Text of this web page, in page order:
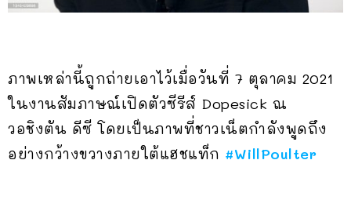
ภาพเหล่านี้ถูกถ่ายเอาไว้เมื่อวันที่ 7 ตุลาคม 2021
ในงานสัมภาษณ์เปิดตัวซีรีส์ Dopesick ณ
วอชิงตัน ดีซี โดยเป็นภาพที่ชาวเน็ตกำลังพูดถึง
อย่างกว้างขวางภายใต้แฮชแท็ก #WillPoulter